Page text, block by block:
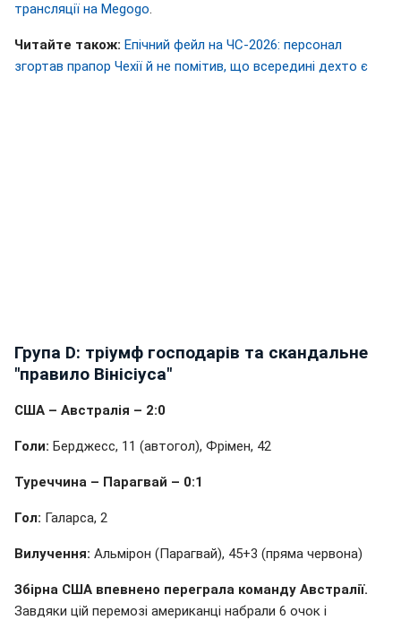
трансляції на Megogo
Читайте також: Епічний фейл на ЧС-2026: персонал
згортав прапор Чехії й не помітив, що всередині дехто є
Група D: тріумф господарів та скандальне
"правило Вінісіуса"
США – Австралія – 2:0
Голи: Берджесс, 11 (автогол), Фрімен, 42
Туреччина – Парагвай – 0:1
Гол: Галарса, 2
Вилучення: Альмірон (Парагвай), 45+3 (пряма червона)
Збірна США впевнено переграла команду Австралії.
Завдяки цій перемозі американці набрали 6 очок і